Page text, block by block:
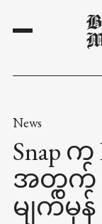
News
Snap က
အတွက်
မျက်